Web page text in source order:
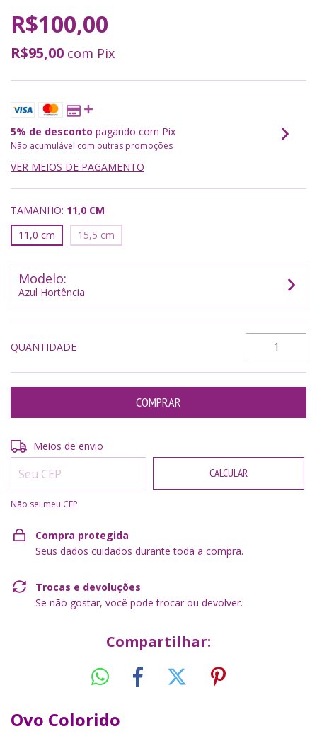
R$100,00
R$95,00 com Pix
5% de desconto pagando com Pix
Não acumulável com outras promoções
VER MEIOS DE PAGAMENTO
TAMANHO: 11,0 CM
11,0 cm
15,5 cm
Modelo:
Azul Hortência
QUANTIDADE
Entregas para o CEP:
Meios de envio
CALCULAR
Não sei meu CEP
Compra protegida
Seus dados cuidados durante toda a compra.
Trocas e devoluções
Se não gostar, você pode trocar ou devolver.
Compartilhar:
Ovo Colorido